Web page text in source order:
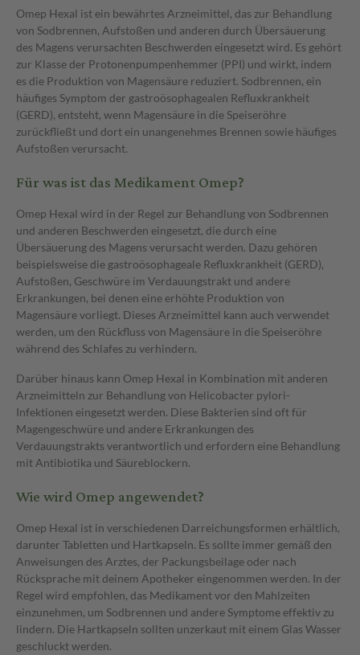
Omep Hexal ist ein bewährtes Arzneimittel, das zur Behandlung
von Sodbrennen, Aufstoßen und anderen durch Übersäuerung
des Magens verursachten Beschwerden eingesetzt wird. Es gehört
zur Klasse der Protonenpumpenhemmer (PPI) und wirkt, indem
es die Produktion von Magensäure reduziert. Sodbrennen, ein
häufiges Symptom der gastroösophagealen Refluxkrankheit
(GERD), entsteht, wenn Magensäure in die Speiseröhre
zurückfließt und dort ein unangenehmes Brennen sowie häufiges
Aufstoßen verursacht.
Für was ist das Medikament Omep?
Omep Hexal wird in der Regel zur Behandlung von Sodbrennen
und anderen Beschwerden eingesetzt, die durch eine
Übersäuerung des Magens verursacht werden. Dazu gehören
beispielsweise die gastroösophageale Refluxkrankheit (GERD),
Aufstoßen, Geschwüre im Verdauungstrakt und andere
Erkrankungen, bei denen eine erhöhte Produktion von
Magensäure vorliegt. Dieses Arzneimittel kann auch verwendet
werden, um den Rückfluss von Magensäure in die Speiseröhre
während des Schlafes zu verhindern.
Darüber hinaus kann Omep Hexal in Kombination mit anderen
Arzneimitteln zur Behandlung von Helicobacter pylori-
Infektionen eingesetzt werden. Diese Bakterien sind oft für
Magengeschwüre und andere Erkrankungen des
Verdauungstrakts verantwortlich und erfordern eine Behandlung
mit Antibiotika und Säureblockern.
Wie wird Omep angewendet?
Omep Hexal ist in verschiedenen Darreichungsformen erhältlich,
darunter Tabletten und Hartkapseln. Es sollte immer gemäß den
Anweisungen des Arztes, der Packungsbeilage oder nach
Rücksprache mit deinem Apotheker eingenommen werden. In der
Regel wird empfohlen, das Medikament vor den Mahlzeiten
einzunehmen, um Sodbrennen und andere Symptome effektiv zu
lindern. Die Hartkapseln sollten unzerkaut mit einem Glas Wasser
geschluckt werden.